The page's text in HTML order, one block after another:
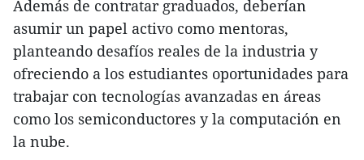
Además de contratar graduados, deberían
asumir un papel activo como mentoras,
planteando desafíos reales de la industria y
ofreciendo a los estudiantes oportunidades para
trabajar con tecnologías avanzadas en áreas
como los semiconductores y la computación en
la nube.